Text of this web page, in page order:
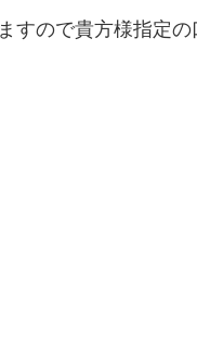
すので貴方様指定の